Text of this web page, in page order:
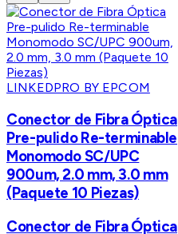
LINKEDPRO BY EPCOM
Conector de Fibra Óptica
Pre-pulido Re-terminable
Monomodo SC/UPC
900um, 2.0 mm, 3.0 mm
(Paquete 10 Piezas)
Conector de Fibra Óptica